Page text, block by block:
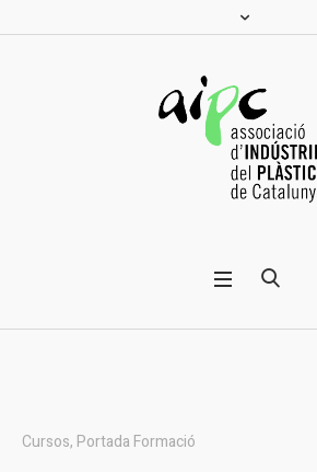
Cursos, Portada Formació